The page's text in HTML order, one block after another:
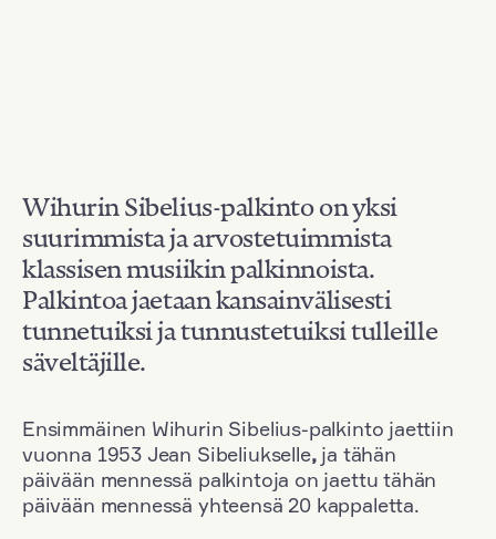
Wihurin Sibelius-palkinto on yksi
suurimmista ja arvostetuimmista
klassisen musiikin palkinnoista.
Palkintoa jaetaan kansainvälisesti
tunnetuiksi ja tunnustetuiksi tulleille
säveltäjille.
Ensimmäinen Wihurin Sibelius-palkinto jaettiin
vuonna 1953 Jean Sibeliukselle, ja tähän
päivään mennessä palkintoja on jaettu tähän
päivään mennessä yhteensä 20 kappaletta.